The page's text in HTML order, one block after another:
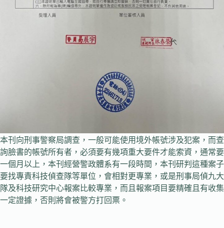
本刊向刑事警察局調查，一般可能使用境外帳號涉及犯案，而查
詢臉書的帳號所有者，必須要有幾項重大要件才能索資，通常要
一個月以上，本刊經營警政體系有一段時間，本刊研判這種案子
要找專責科技偵查隊等單位，會相對更專業，或是刑事局偵九大
隊及科技研究中心報案比較專業，而且報案項目要精確且有收集
一定證據，否則將會被警方打回票。